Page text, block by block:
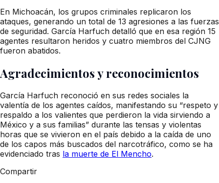
En Michoacán, los grupos criminales replicaron los
ataques, generando un total de 13 agresiones a las fuerzas
de seguridad. García Harfuch detalló que en esa región 15
agentes resultaron heridos y cuatro miembros del CJNG
fueron abatidos.
Agradecimientos y reconocimientos
García Harfuch reconoció en sus redes sociales la
valentía de los agentes caídos, manifestando su “respeto y
respaldo a los valientes que perdieron la vida sirviendo a
México y a sus familias” durante las tensas y violentas
horas que se vivieron en el país debido a la caída de uno
de los capos más buscados del narcotráfico, como se ha
evidenciado tras la muerte de El Mencho.
Compartir